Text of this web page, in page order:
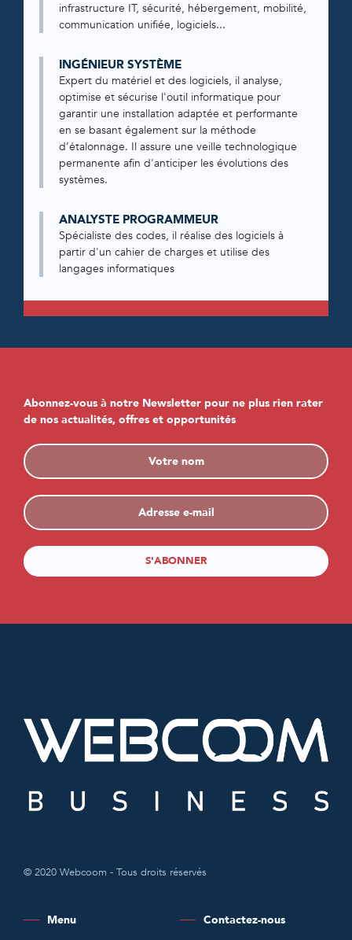
infrastructure IT, sécurité, hébergement, mobilité,
communication unifiée, logiciels...
INGÉNIEUR SYSTÈME
Expert du matériel et des logiciels, il analyse,
optimise et sécurise l'outil informatique pour
garantir une installation adaptée et performante
en se basant également sur la méthode
d’étalonnage. Il assure une veille technologique
permanente afin d'anticiper les évolutions des
systèmes.
ANALYSTE PROGRAMMEUR
Spécialiste des codes, il réalise des logiciels à
partir d'un cahier de charges et utilise des
langages informatiques
Abonnez-vous à notre Newsletter pour ne plus rien rater
de nos actualités, offres et opportunités
S'ABONNER
© 2020 Webcoom - Tous droits réservés
Menu Contactez-nous